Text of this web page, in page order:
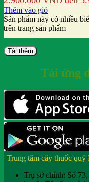
Thêm vào giỏ
Sản phẩm này có nhiều
trên trang sản phẩm
Tải thêm
Tải ứng
Trung tâm cây thuốc quý
Trụ sở chính: Số